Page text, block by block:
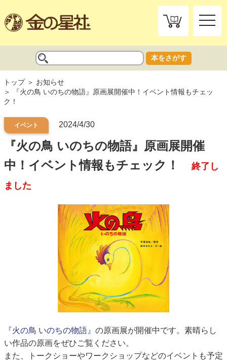
toggle
本をさがす
トップ
お知らせ
『火の鳥 いのちの物語』原画展開催中！イベント情報もチェッ
ク！
イベント 2024/4/30
『火の鳥 いのちの物語』原画展開催
中！イベント情報もチェック！
終了し
ました
『火の鳥 いのちの物語』 の原画展が開催中です。素晴らし
い作品の原画をぜひご覧ください。
また、トークショーやワークショップなどのイベントも予定